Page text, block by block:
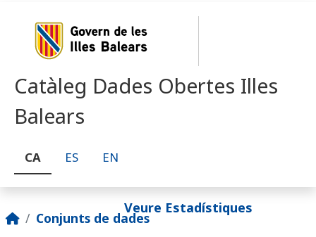
Catàleg Dades Obertes Illes
Balears
CA ES EN
Veure Estadístiques
Conjunts de dades